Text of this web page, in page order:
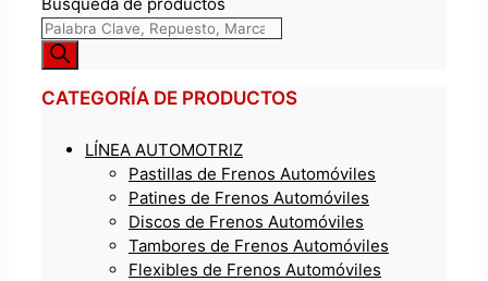
CATEGORÍA DE PRODUCTOS
LÍNEA AUTOMOTRIZ
Pastillas de Frenos Automóviles
Patines de Frenos Automóviles
Discos de Frenos Automóviles
Tambores de Frenos Automóviles
Flexibles de Frenos Automóviles